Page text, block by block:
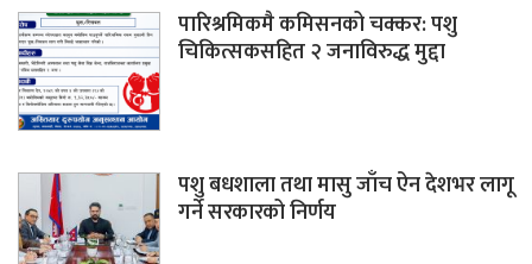
पारिश्रमिकमै कमिसनको चक्कर: पशु
चिकित्सकसहित २ जनाविरुद्ध मुद्दा
पशु बधशाला तथा मासु जाँच ऐन देशभर लागू
गर्ने सरकारको निर्णय